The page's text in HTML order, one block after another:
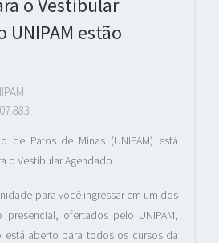
o Vestibular
UNIPAM estão
de Patos de Minas (UNIPAM) está
o Vestibular Agendado.
para você ingressar em um dos
presencial, ofertados pelo UNIPAM,
está aberto para todos os cursos da